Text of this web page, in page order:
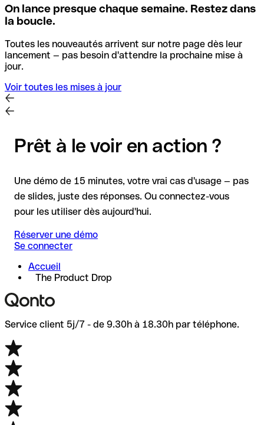
On lance presque chaque semaine. Restez dans
la boucle.
Toutes les nouveautés arrivent sur notre page dès leur
lancement — pas besoin d'attendre la prochaine mise à
jour.
Voir toutes les mises à jour
Prêt à le voir en action ?
Une démo de 15 minutes, votre vrai cas d'usage — pas
de slides, juste des réponses. Ou connectez-vous
pour les utiliser dès aujourd'hui.
Réserver une démo
Se connecter
Accueil
The Product Drop
Service client 5j/7 - de 9.30h à 18.30h par téléphone.